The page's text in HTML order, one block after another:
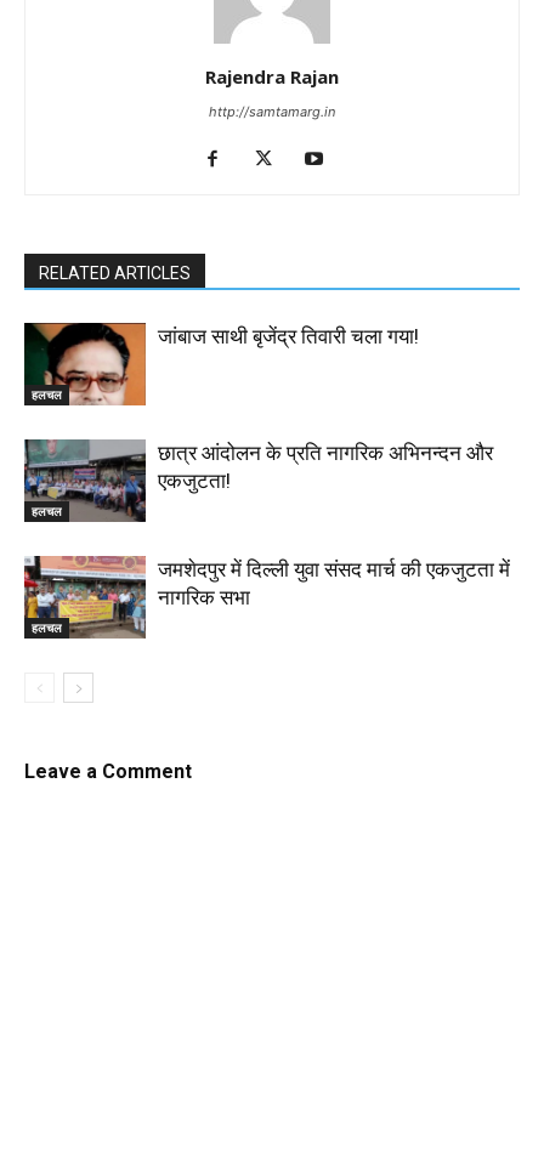
Rajendra Rajan
http://samtamarg.in
RELATED ARTICLES
हलचल
जांबाज साथी बृजेंद्र तिवारी चला गया!
हलचल
छात्र आंदोलन के प्रति नागरिक अभिनन्दन और
एकजुटता!
हलचल
जमशेदपुर में दिल्ली युवा संसद मार्च की एकजुटता में
नागरिक सभा
Leave a Comment